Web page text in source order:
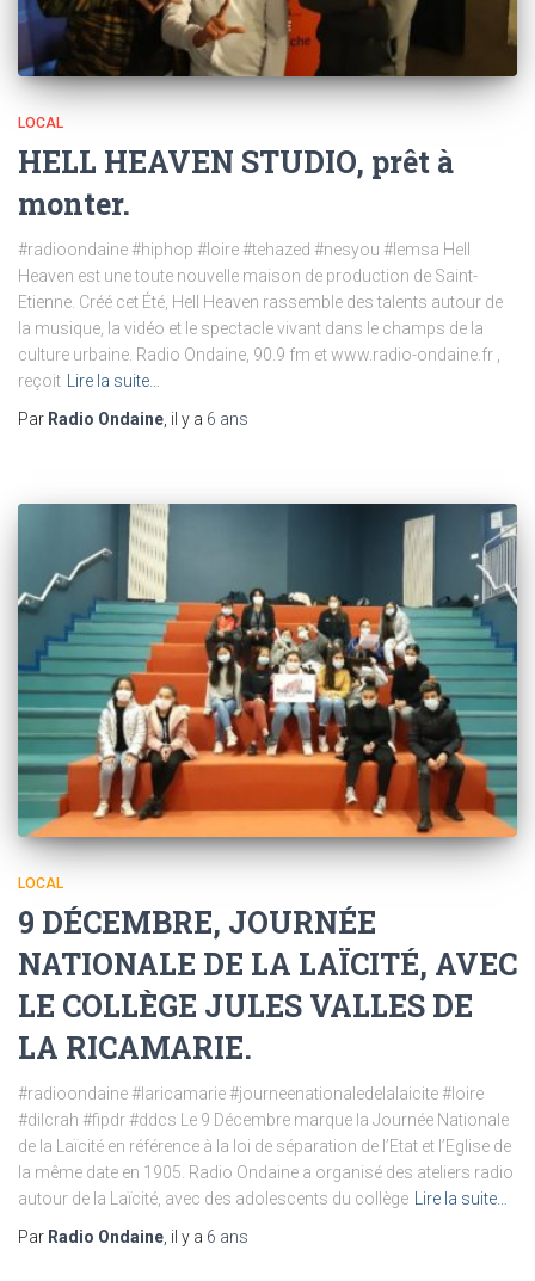
LOCAL
HELL HEAVEN STUDIO, prêt à
monter.
#radioondaine #hiphop #loire #tehazed #nesyou #lemsa Hell
Heaven est une toute nouvelle maison de production de Saint-
Etienne. Créé cet Été, Hell Heaven rassemble des talents autour de
la musique, la vidéo et le spectacle vivant dans le champs de la
culture urbaine. Radio Ondaine, 90.9 fm et www.radio-ondaine.fr ,
reçoit
Lire la suite…
Par Radio Ondaine , il y a 6 ans
LOCAL
9 DÉCEMBRE, JOURNÉE
NATIONALE DE LA LAÏCITÉ, AVEC
LE COLLÈGE JULES VALLES DE
LA RICAMARIE.
#radioondaine #laricamarie #journeenationaledelalaicite #loire
#dilcrah #fipdr #ddcs Le 9 Décembre marque la Journée Nationale
de la Laïcité en référence à la loi de séparation de l’Etat et l’Eglise de
la même date en 1905. Radio Ondaine a organisé des ateliers radio
autour de la Laïcité, avec des adolescents du collège
Lire la suite…
Par Radio Ondaine , il y a 6 ans